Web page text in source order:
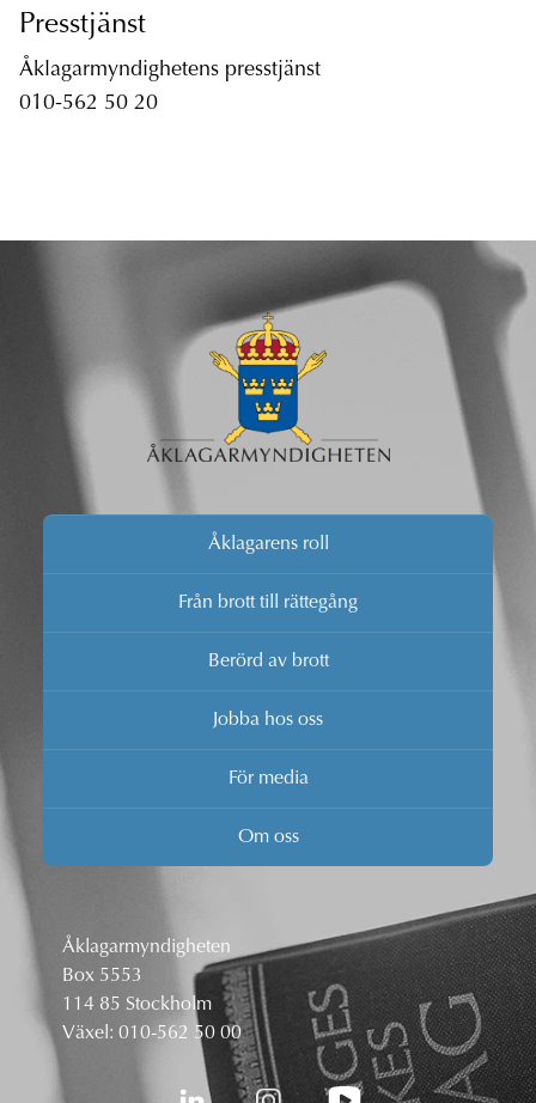
Presstjänst
Åklagarmyndighetens presstjänst
010-562 50 20
Åklagarens roll
Från brott till rättegång
Berörd av brott
Jobba hos oss
För media
Om oss
Åklagarmyndigheten
Box 5553
114 85 Stockholm
Växel: 010-562 50 00